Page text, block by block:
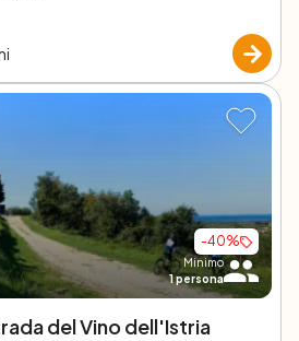
-40%
Minimo
1persona
del Vino dell'Istria